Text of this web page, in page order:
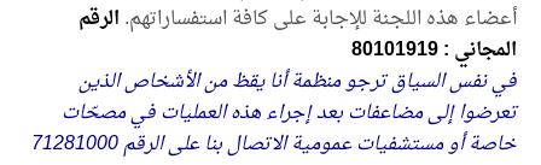
أعضاء هذه اللجنة للإجابة على كافة استفساراتهم. الرقم
المجاني : 80101919
في نفس السياق ترجو منظمة أنا يقظ من الأشخاص الذين
تعرضوا إلى مضاعفات بعد إجراء هذه العمليات في مصحّات
خاصة أو مستشفيات عمومية الاتصال بنا على الرقم 71281000